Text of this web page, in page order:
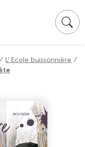
/L' Ecole buissonnière /